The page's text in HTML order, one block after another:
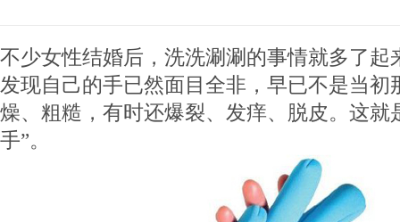
不少女性结婚后，洗洗涮涮的事情就多了起
发现自己的手已然面目全非，早已不是当初
燥、粗糙，有时还爆裂、发痒、脱皮。这就
手”。